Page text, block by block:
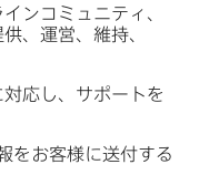
ンコミュニティ、​
、​運営、​維持、​
応し、​サポートを​
を​お客様に​送付する​